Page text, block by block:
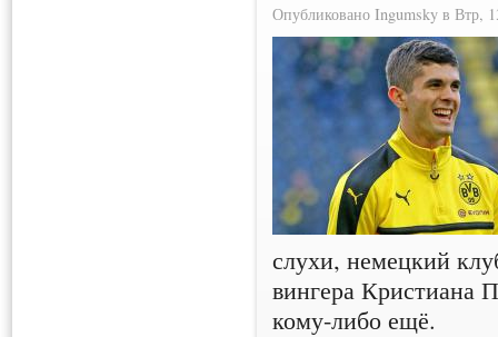
Опубликовано Ingumsky в Втр,
слухи, немецкий
вингера Кристиана
кому-либо ещё.